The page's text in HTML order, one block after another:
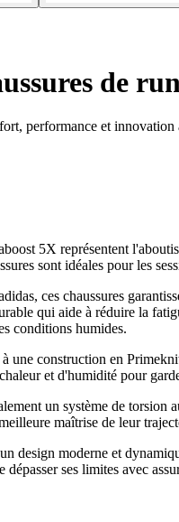
de
performance et
5X représentent
sont idéales pour les
ces chaussures
qui aide à réduire la
conditions humides.
une construction en
et d'humidité pour
un système de torsion
maîtrise de leur
design moderne et
ses limites avec